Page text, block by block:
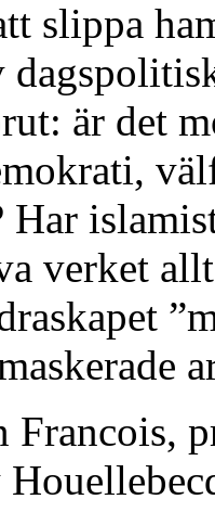
slippa
är det
Har
verket
Francois,